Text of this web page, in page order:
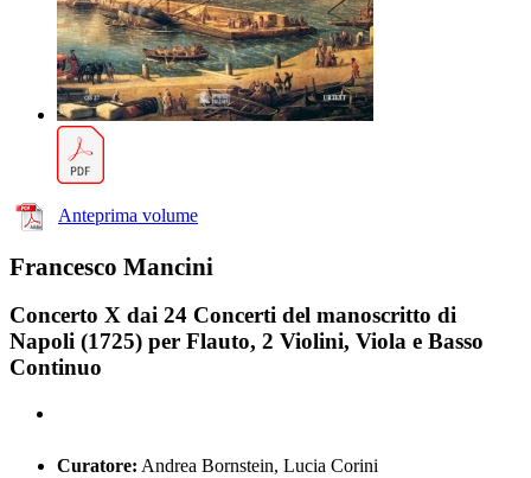
Anteprima volume
Francesco Mancini
Concerto X dai 24 Concerti del manoscritto di
Napoli (1725) per Flauto, 2 Violini, Viola e Basso
Continuo
Curatore: Andrea Bornstein, Lucia Corini